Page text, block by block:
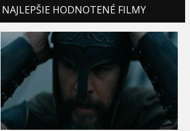
NAJLEPŠIE HODNOTENÉ FILMY